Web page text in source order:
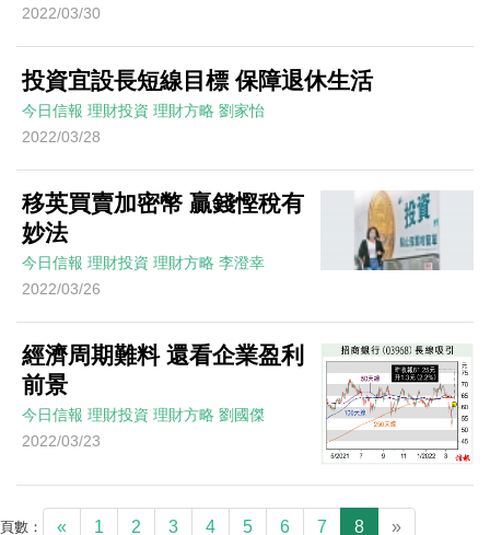
2022/03/30
投資宜設長短線目標 保障退休生活
今日信報 理財投資 理財方略 劉家怡
2022/03/28
移英買賣加密幣 贏錢慳稅有
妙法
今日信報 理財投資 理財方略 李澄幸
2022/03/26
經濟周期難料 還看企業盈利
前景
今日信報 理財投資 理財方略 劉國傑
2022/03/23
頁數： « 1 2 3 4 5 6 7 8 »